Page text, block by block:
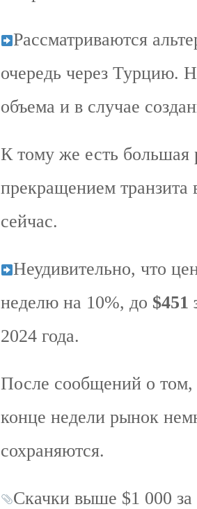
Рассматриваются
очередь через Турцию.
объема и в случае
К тому же есть большая
прекращением
сейчас.
Неудивительно, что
неделю на 10%, до $451
2024 года.
После сообщений о том,
конце недели рынок
сохраняются.
Скачки выше $1 000